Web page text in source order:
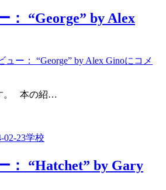
： “George” by Alex
ュー： “George” by Alex Ginoに コメ
。 本の紹…
02-23学校
： “Hatchet” by Gary